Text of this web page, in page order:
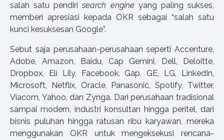
salah satu pendirisearch engine yang paling sukses,
memberi apresiasi kepada OKR sebagai “salah satu
kunci kesuksesan Google”.
Sebut saja perusahaan-perusahaan seperti Accenture,
Adobe, Amazon, Baidu, Cap Gemini, Dell, Deloitte,
Dropbox, Eli Lily, Facebook, Gap, GE, LG, LinkedIn,
Microsoft, Netflix, Oracle, Panasonic, Spotify, Twitter,
Viacom, Yahoo, dan Zynga. Dari perusahaan tradisional
sampai modern, industri konsultan hingga peritel, dari
bisnis puluhan hingga ratusan ribu karyawan, mereka
menggunakan OKR untuk mengeksekusi rencana-